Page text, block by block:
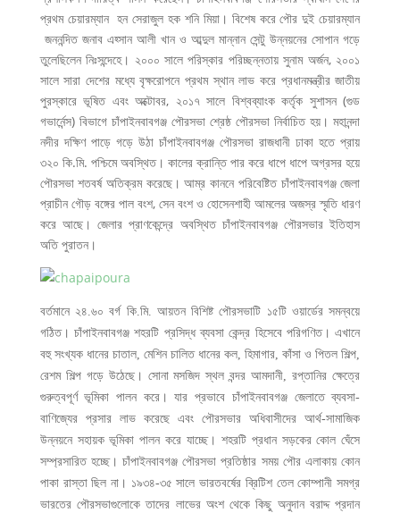
প্রথম চেয়ারম্যান হন সেরাজুল হক শনি মিয়া। বিশেষ করে পৌর দুই চেয়ারম্যান
জননন্দিত জনাব এহ্সান আলী খান ও আব্দুল মান্নান সেন্টু উন্নয়নের সোপান গড়ে
তুলেছিলেন নিঃসন্দেহে। ২০০০ সালে পরিস্কার পরিচ্ছন্নতায় সুনাম অর্জন, ২০০১
সালে সারা দেশের মধ্যে বৃক্ষরোপনে প্রথম স্থান লাভ করে প্রধানমন্ত্রীর জাতীয়
পুরস্কারে ভূষিত এবং অক্টোবর, ২০১৭ সালে বিশ্বব্যাংক কর্তৃক সুশাসন (গুড
গভার্নেন্স) বিভাগে চাঁপাইনবাবগঞ্জ পৌরসভা শ্রেষ্ঠ পৌরসভা নির্বাচিত হয়। মহানন্দা
নদীর দক্ষিণ পাড়ে গড়ে উঠা চাঁপাইনবাবগঞ্জ পৌরসভা রাজধানী ঢাকা হতে প্রায়
৩২০ কি.মি. পশ্চিমে অবস্থিত। কালের ক্রান্তি পার করে ধাপে ধাপে অগ্রসর হয়ে
পৌরসভা শতবর্ষ অতিক্রম করেছে। আম্র কাননে পরিবেষ্টিত চাঁপাইনবাবগঞ্জ জেলা
প্রাচীন গৌড় বঙ্গের পাল বংশ, সেন বংশ ও হোসেনশাহী আমলের অজস্র স্মৃতি ধারণ
করে আছে। জেলার প্রাণকেন্দ্রে অবস্থিত চাঁপাইনবাবগঞ্জ পৌরসভার ইতিহাস
অতি পুরাতন।
বর্তমানে ২৪.৬০ বর্গ কি.মি. আয়তন বিশিষ্ট পৌরসভাটি ১৫টি ওয়ার্ডের সমন্বয়ে
গঠিত। চাঁপাইনবাবগঞ্জ শহরটি প্রসিদ্ধ ব্যবসা কেন্দ্র হিসেবে পরিগণিত। এখানে
বহু সংখ্যক ধানের চাতাল, মেশিন চালিত ধানের কল, হিমাগার, কাঁসা ও পিতল শিল্প,
রেশম শিল্প গড়ে উঠেছে। সোনা মসজিদ স্থল বন্দর আমদানী, রপ্তানির ক্ষেত্রে
গুরুত্বপূর্ণ ভূমিকা পালন করে। যার প্রভাবে চাঁপাইনবাবগঞ্জ জেলাতে ব্যবসা-
বাণিজ্যের প্রসার লাভ করেছে এবং পৌরসভার অধিবাসীদের আর্থ-সামাজিক
উন্নয়নে সহায়ক ভূমিকা পালন করে যাচ্ছে। শহরটি প্রধান সড়কের কোল ঘেঁসে
সম্প্রসারিত হচ্ছে। চাঁপাইনবাবগঞ্জ পৌরসভা প্রতিষ্ঠার সময় পৌর এলাকায় কোন
পাকা রাস্তা ছিল না। ১৯৩৪-৩৫ সালে ভারতবর্ষের ব্রিটিশ তেল কোম্পানী সমগ্র
ভারতের পৌরসভাগুলোকে তাদের লাভের অংশ থেকে কিছু অনুদান বরাদ্দ প্রদান